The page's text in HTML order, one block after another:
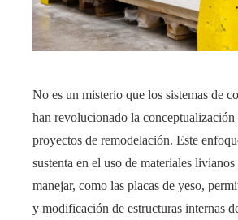
No es un misterio que los sistemas de
han revolucionado la
proyectos de remodelación. Este
sustenta en el uso de materiales
manejar, como las placas de yeso,
y modificación de estructuras internas